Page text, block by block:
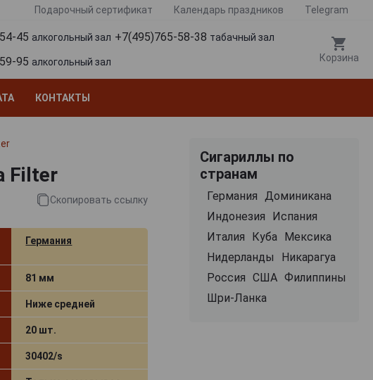
Подарочный сертификат Календарь праздников Telegram
45 алкогольный зал +7(495)765-58-38 табачный зал
95 алкогольный зал Корзина
КОНТАКТЫ
Filter
Скопировать ссылку
Германия
81 мм
Ниже средней
20 шт.
30402/s
Сигариллы по
странам
Германия
Доминикана
Индонезия
Испания
Италия
Куба
Мексика
Нидерланды
Никарагуа
Россия США Филиппины
Шри-Ланка